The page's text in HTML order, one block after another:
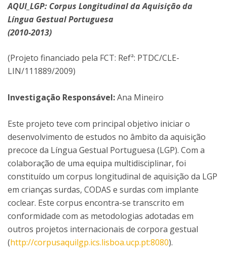
AQUI_LGP: Corpus Longitudinal da Aquisição da
Língua Gestual Portuguesa
(2010-2013)
(Projeto financiado pela FCT: Refª: PTDC/CLE-
LIN/111889/2009)
Investigação Responsável:Ana Mineiro
Este projeto teve com principal objetivo iniciar o
desenvolvimento de estudos no âmbito da aquisição
precoce da Língua Gestual Portuguesa (LGP). Com a
colaboração de uma equipa multidisciplinar, foi
constituído um corpus longitudinal de aquisição da LGP
em crianças surdas, CODAS e surdas com implante
coclear. Este corpus encontra-se transcrito em
conformidade com as metodologias adotadas em
outros projetos internacionais de corpora gestual
(http://corpusaquilgp.ics.lisboa.ucp.pt:8080).